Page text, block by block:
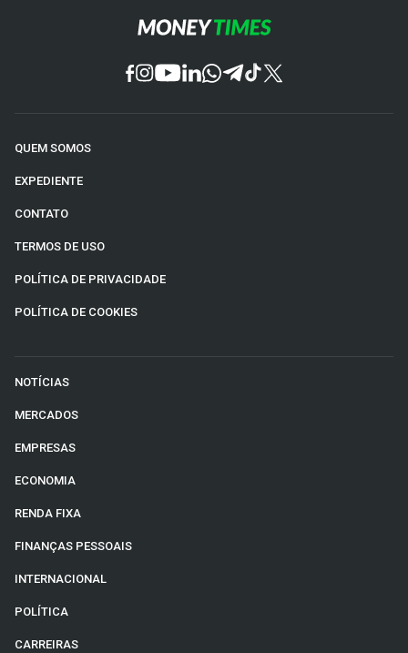
QUEM SOMOS
EXPEDIENTE
CONTATO
TERMOS DE USO
POLÍTICA DE PRIVACIDADE
POLÍTICA DE COOKIES
NOTÍCIAS
MERCADOS
EMPRESAS
ECONOMIA
RENDA FIXA
FINANÇAS PESSOAIS
INTERNACIONAL
POLÍTICA
CARREIRAS